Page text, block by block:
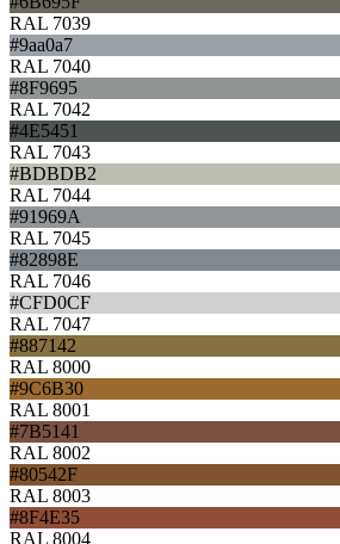
RAL 7039
#9aa0a7
RAL 7040
#8F9695
RAL 7042
#4E5451
RAL 7043
#BDBDB2
RAL 7044
#91969A
RAL 7045
#82898E
RAL 7046
#CFD0CF
RAL 7047
#887142
RAL 8000
#9C6B30
RAL 8001
#7B5141
RAL 8002
#80542F
RAL 8003
#8F4E35
RAL 8004